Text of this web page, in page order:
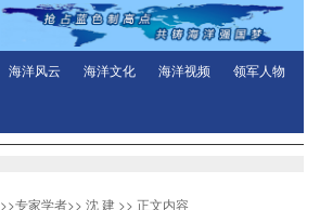
海洋风云 海洋文化 海洋视频 领军人物
>>专家学者>> 沈 建 >> 正文内容